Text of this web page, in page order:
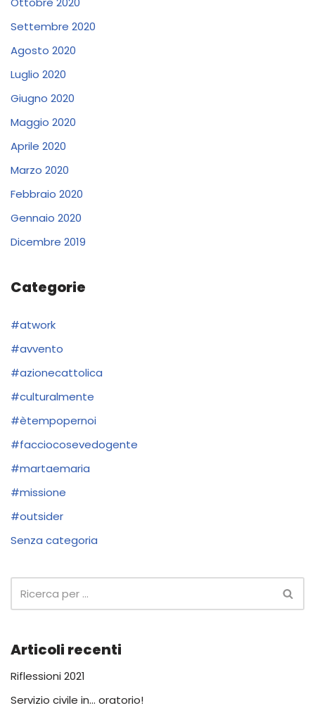
Settembre 2020
Agosto 2020
Luglio 2020
Giugno 2020
Maggio 2020
Aprile 2020
Marzo 2020
Febbraio 2020
Gennaio 2020
Dicembre 2019
Categorie
#atwork
#avvento
#azionecattolica
#culturalmente
#ètempopernoi
#facciocosevedogente
#martaemaria
#missione
#outsider
Senza categoria
Articoli recenti
Riflessioni 2021
Servizio civile in… oratorio!